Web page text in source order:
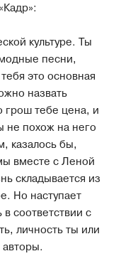
культуре. Ты
песни,
это основная
назвать
грош тебе цена, и
не похож на него
казалось бы,
вместе с Леной
складывается из
Но наступает
соответствии с
личность ты или